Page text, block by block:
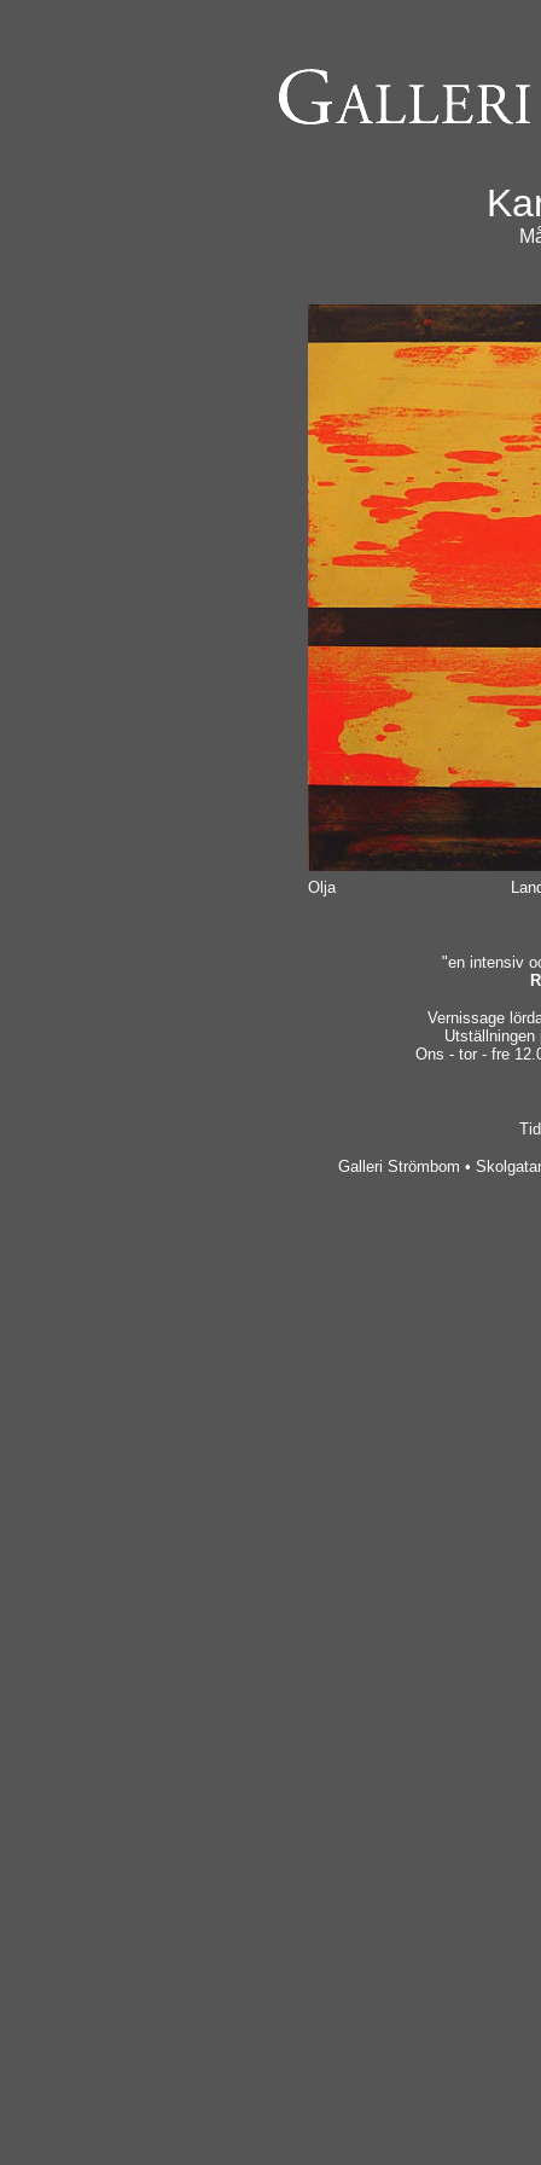
Olja
"en intensiv
Vernissage
Utställningen
Ons - tor - fre
Galleri Strömbom •